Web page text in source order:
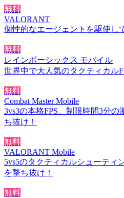
無料
VALORANT
個性的なエージェントを駆使し
無料
レインボーシックス モバイル
世界中で大人気のタクティカル
無料
Combat Master Mobile
3vs3の本格FPS。制限時間3分
ち抜け！
無料
VALORANT Mobile
5vs5のタクティカルシューティ
を撃ち抜け！
無料